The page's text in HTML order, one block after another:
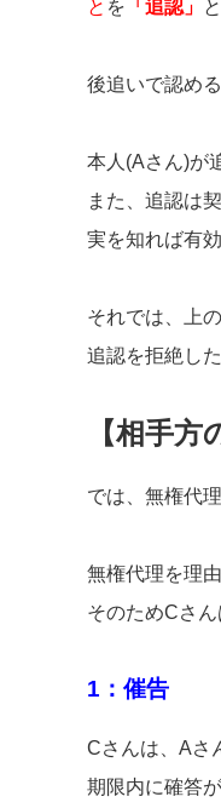
と を 「追認」
後追いで認め
本人(Aさん)が
また、追認は
実を知れば有
それでは、上
追認を拒絶し
【相手方
では、無権代
無権代理を理
そのためCさ
1：催告
Cさんは、Aさ
期限内に確答